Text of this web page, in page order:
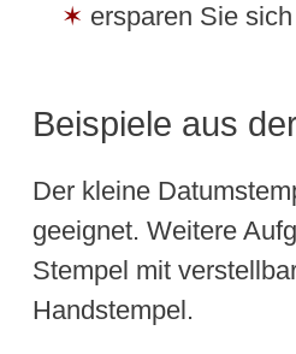
ersparen Sie
Beispiele aus
Der kleine
geeignet. Weitere
Stempel mit
Handstempel.